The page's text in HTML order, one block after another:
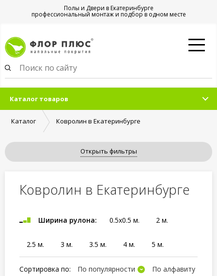
Полы и Двери в Екатеринбурге
профессиональный монтаж и подбор в одном месте
Каталог товаров
Каталог Ковролин в Екатеринбурге
Открыть фильтры
Ковролин в Екатеринбурге
Ширина рулона: 0.5x0.5 м. 2 м.
2.5 м. 3 м. 3.5 м. 4 м. 5 м.
Сортировка по: По популярности По алфавиту